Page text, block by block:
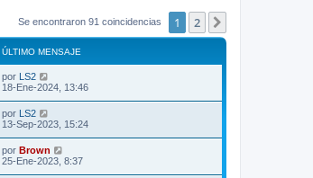
Se encontraron 91 coincidencias 1 2
ÚLTIMO MENSAJE
Ú
m
o
m
e
n
s
por LS2
18-Ene-2024, 13:46
Ú
m
o
por LS2
13-Sep-2023, 15:24
Ú
l
por Brown
25-Ene-2023, 8:37